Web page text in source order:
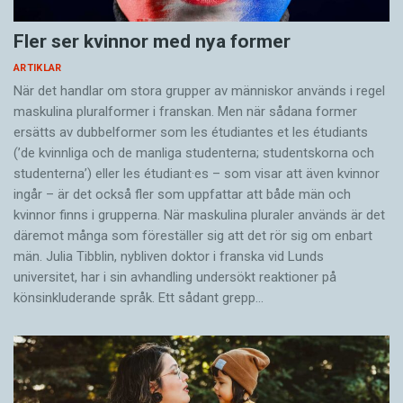
Fler ser kvinnor med nya former
ARTIKLAR
När det handlar om stora grupper av människor används i regel
maskulina pluralformer i franskan. Men när sådana ­former
ersätts av dubbel­former som les étudiantes et les étudiants
(’de kvinnliga och de manliga studenterna; studentskorna och
studenterna’) eller les étudiant·es – som visar att även kvinnor
ingår – är det också fler som uppfattar att både män och
kvinnor finns i grupperna. När maskulina pluraler används är det
där­emot många som föreställer sig att det rör sig om enbart
män. Julia Tibblin, nybliven doktor i franska vid Lunds
universitet, har i sin avhandling undersökt reaktioner på
könsinkluderande språk. Ett sådant grepp…